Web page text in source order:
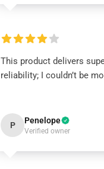
This product delivers
reliability; I couldn’t be
P Penelope
Verified owner